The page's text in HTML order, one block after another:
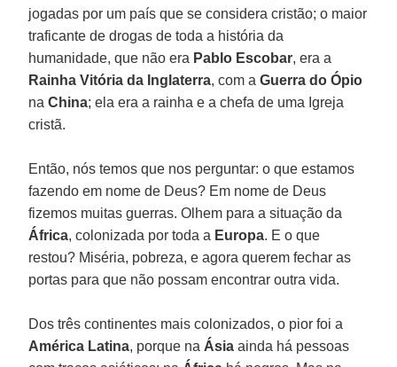
jogadas por um país que se considera cristão; o maior
traficante de drogas de toda a história da
humanidade, que não era Pablo Escobar, era a
Rainha Vitória da Inglaterra, com aGuerra do Ópio
naChina; ela era a rainha e a chefa de uma Igreja
cristã.
Então, nós temos que nos perguntar: o que estamos
fazendo em nome de Deus? Em nome de Deus
fizemos muitas guerras. Olhem para a situação da
África, colonizada por toda a Europa. E o que
restou? Miséria, pobreza, e agora querem fechar as
portas para que não possam encontrar outra vida.
Dos três continentes mais colonizados, o pior foi a
América Latina, porque na Ásia ainda há pessoas